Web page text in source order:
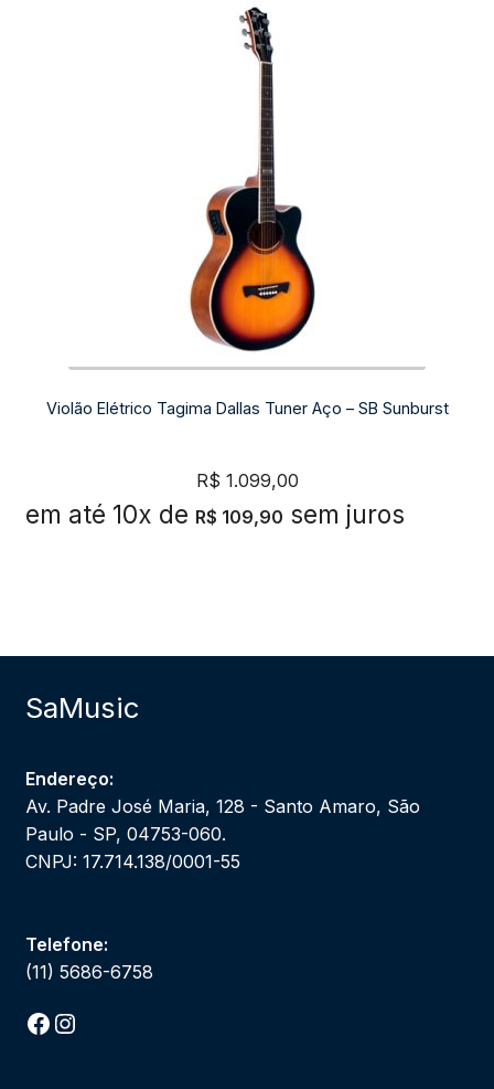
Violão Elétrico Tagima Dallas Tuner Aço – SB Sunburst
R$ 1.099,00
em até 10x de R$ 109,90 sem juros
SaMusic
Endereço:
Av. Padre José Maria, 128 - Santo Amaro, São
Paulo - SP, 04753-060.
CNPJ: 17.714.138/0001-55
Telefone:
(11) 5686-6758
Facebook
Instagram